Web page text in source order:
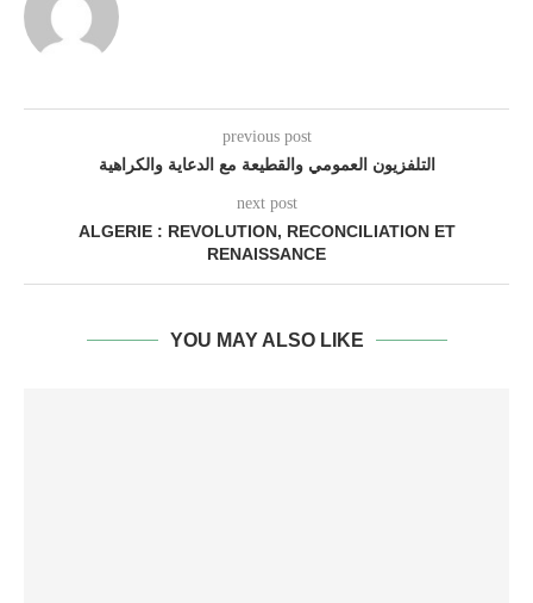
previous post
التلفزيون العمومي والقطيعة مع الدعاية والكراهية
next post
ALGERIE : REVOLUTION, RECONCILIATION ET
RENAISSANCE
YOU MAY ALSO LIKE